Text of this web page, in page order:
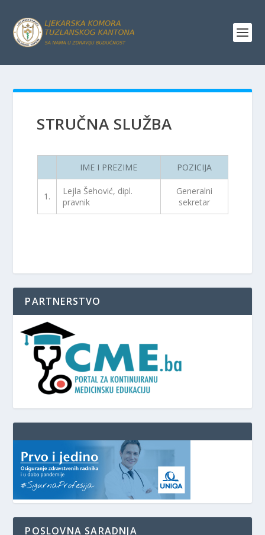
STRUČNA SLUŽBA
IME I PREZIME POZICIJA
1.
Lejla Šehović, dipl.
pravnik
Generalni
sekretar
PARTNERSTVO
POSLOVNA SARADNJA